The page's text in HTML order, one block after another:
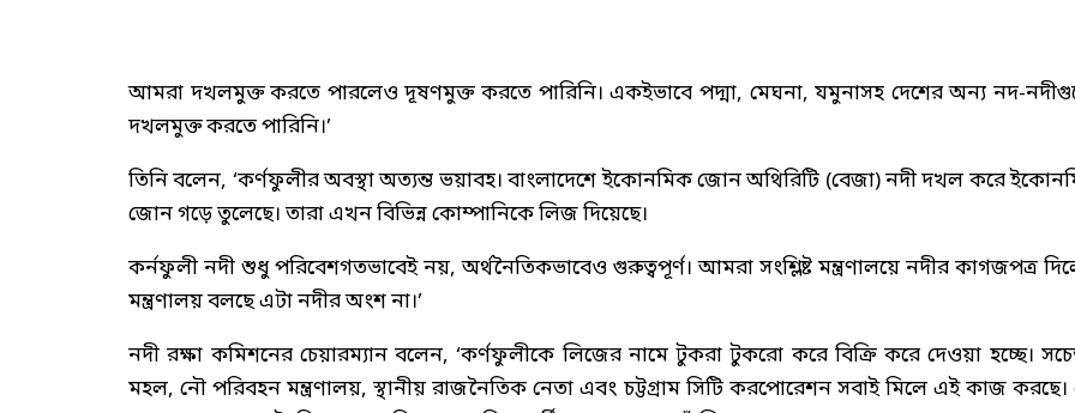
আমরা দখলমুক্ত করতে পারলেও দূষণমুক্ত করতে পারিনি। একইভাবে পদ্মা, মেঘনা, যমুনাসহ দেশের অন্য নদ-
দখলমুক্ত করতে পারিনি।’
তিনি বলেন, ‘কর্ণফুলীর অবস্থা অত্যন্ত ভয়াবহ। বাংলাদেশে ইকোনমিক জোন অথিরিটি (বেজা) নদী দখল করে
জোন গড়ে তুলেছে। তারা এখন বিভিন্ন কোম্পানিকে লিজ দিয়েছে।
কর্নফুলী নদী শুধু পরিবেশগতভাবেই নয়, অর্থনৈতিকভাবেও গুরুত্বপূর্ণ। আমরা সংশ্লিষ্ট মন্ত্রণালয়ে নদীর কাগজপত্র
মন্ত্রণালয় বলছে এটা নদীর অংশ না।’
নদী রক্ষা কমিশনের চেয়ারম্যান বলেন, ‘কর্ণফুলীকে লিজের নামে টুকরা টুকরো করে বিক্রি করে দেওয়া হচ্ছে।
মহল, নৌ পরিবহন মন্ত্রণালয়, স্থানীয় রাজনৈতিক নেতা এবং চট্টগ্রাম সিটি করপোরেশন সবাই মিলে এই কাজ